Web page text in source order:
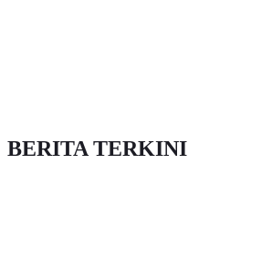
BERITA TERKINI